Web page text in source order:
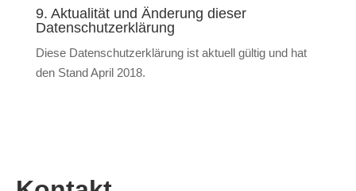
9. Aktualität und Änderung dieser
Datenschutzerklärung
Diese Datenschutzerklärung ist aktuell gültig und hat
den Stand April 2018.